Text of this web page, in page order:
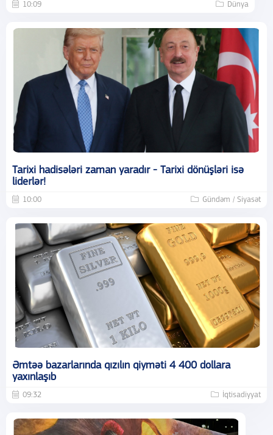
10:09 Dünya
Tarixi hadisələri zaman yaradır - Tarixi dönüşləri isə
liderlər!
10:00 Gündəm / Siyasət
Əmtəə bazarlarında qızılın qiyməti 4 400 dollara
yaxınlaşıb
09:32 İqtisadiyyat